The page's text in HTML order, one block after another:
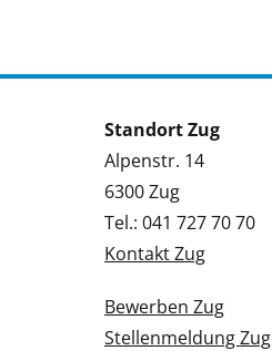
Standort Zug
Alpenstr. 14
6300 Zug
Tel.: 041 727 70 70
Kontakt Zug
Bewerben Zug
Stellenmeldung Zug